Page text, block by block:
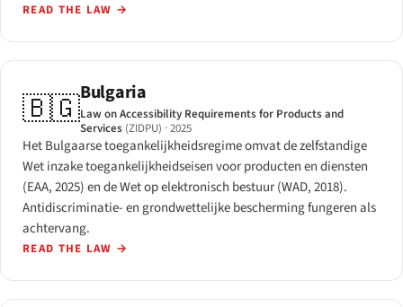
READ THE LAW →
🇧🇬Bulgaria
Law on Accessibility Requirements for Products and
Services (ZIDPU) · 2025
Het Bulgaarse toegankelijkheidsregime omvat de zelfstandige
Wet inzake toegankelijkheidseisen voor producten en diensten
(EAA, 2025) en de Wet op elektronisch bestuur (WAD, 2018).
Antidiscriminatie- en grondwettelijke bescherming fungeren als
achtervang.
READ THE LAW →